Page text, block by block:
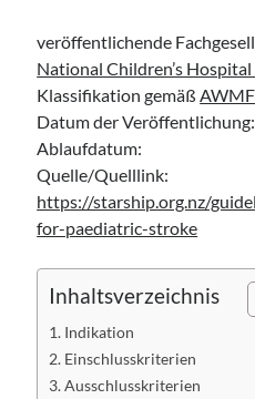
veröffentlichende
National Children’s
Klassifikation gemäßAWMF
Datum der
Ablaufdatum:
Quelle/Quelllink:
https://starship.org.nz/
for-paediatric-stroke
Inhaltsverzeichnis
Indikation
Einschlusskriterien
Ausschlusskriterien